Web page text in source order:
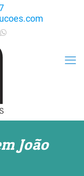
João